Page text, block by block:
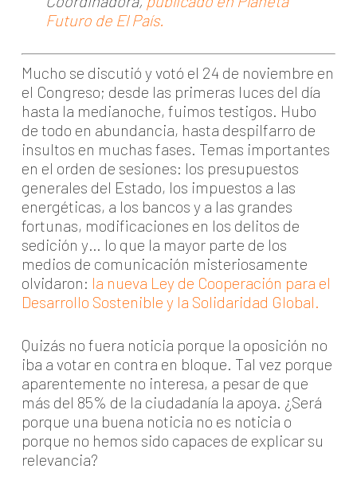
Futuro de El País.
Mucho se discutió y votó el 24 de noviembre en
el Congreso; desde las primeras luces del día
hasta la medianoche, fuimos testigos. Hubo
de todo en abundancia, hasta despilfarro de
insultos en muchas fases. Temas importantes
en el orden de sesiones: los presupuestos
generales del Estado, los impuestos a las
energéticas, a los bancos y a las grandes
fortunas, modificaciones en los delitos de
sedición y… lo que la mayor parte de los
medios de comunicación misteriosamente
olvidaron: la nueva Ley de Cooperación para el
Desarrollo Sostenible y la Solidaridad Global.
Quizás no fuera noticia porque la oposición no
iba a votar en contra en bloque. Tal vez porque
aparentemente no interesa, a pesar de que
más del 85% de la ciudadanía la apoya. ¿Será
porque una buena noticia no es noticia o
porque no hemos sido capaces de explicar su
relevancia?